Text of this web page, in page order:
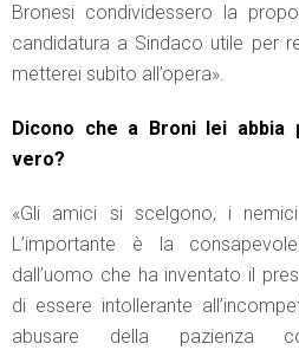
Bronesi condividessero la
candidatura a Sindaco utile per
metterei subito all’opera».
Dicono che a Broni lei abbia
vero?
«Gli amici si scelgono, i
L’importante è la
dall’uomo che ha inventato il
di essere intollerante
abusare della pazienza